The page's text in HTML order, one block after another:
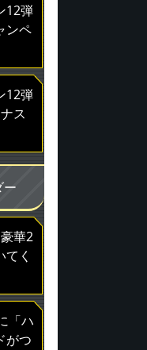
12弾
ンペ
12弾
ス
華2
く
「ハ
がつ